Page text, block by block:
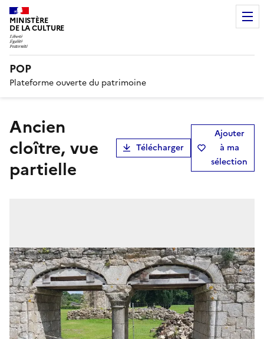
MINISTÈRE
DE LA CULTURE
POP
Plateforme ouverte du patrimoine
ancien
cloître, vue
partielle
Télécharger
Ajouter
à ma
sélection